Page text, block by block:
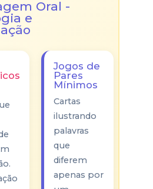
Oral -
e
Jogos de
Pares
Mínimos
Cartas
ilustrando
palavras
que
diferem
apenas por